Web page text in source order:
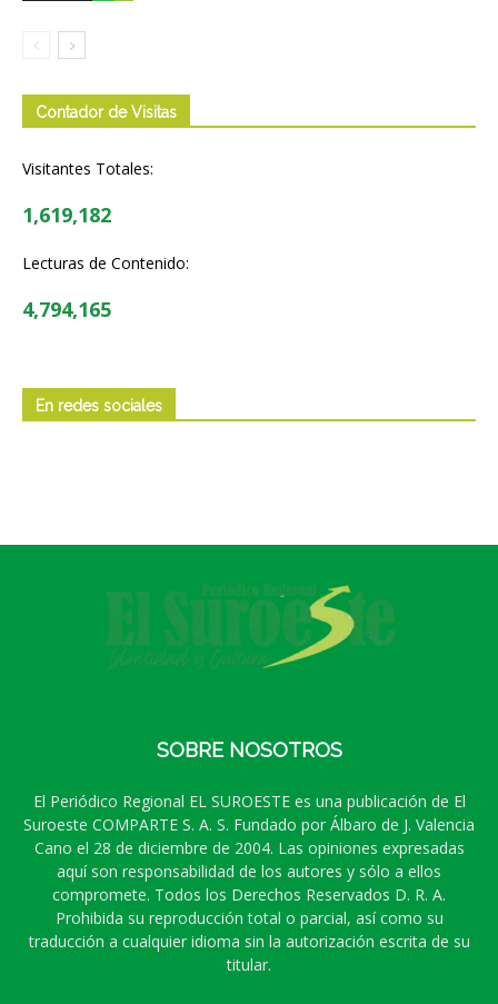
Contador de Visitas
Visitantes Totales:
1,619,182
Lecturas de Contenido:
4,794,165
En redes sociales
SOBRE NOSOTROS
El Periódico Regional EL SUROESTE es una publicación de El
Suroeste COMPARTE S. A. S. Fundado por Álbaro de J. Valencia
Cano el 28 de diciembre de 2004. Las opiniones expresadas
aquí son responsabilidad de los autores y sólo a ellos
compromete. Todos los Derechos Reservados D. R. A.
Prohibida su reproducción total o parcial, así como su
traducción a cualquier idioma sin la autorización escrita de su
titular.